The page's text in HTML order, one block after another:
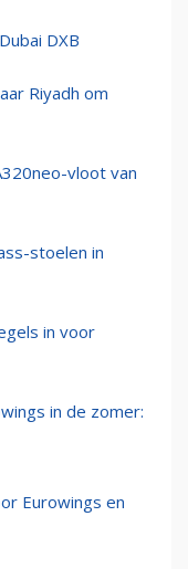
DXB
Riyadh om
vloot van
stoelen in
in voor
in de zomer:
Eurowings en